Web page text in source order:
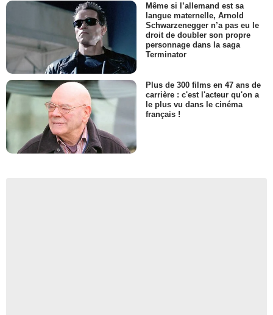
Même si l’allemand est sa
langue maternelle, Arnold
Schwarzenegger n’a pas eu le
droit de doubler son propre
personnage dans la saga
Terminator
Plus de 300 films en 47 ans de
carrière : c'est l'acteur qu'on a
le plus vu dans le cinéma
français !